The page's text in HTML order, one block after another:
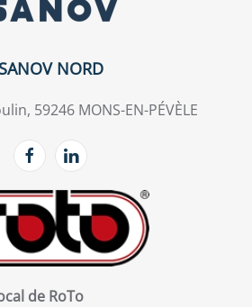
SANOV NORD
59246 MONS-EN-PÉVÈLE
de RoTo